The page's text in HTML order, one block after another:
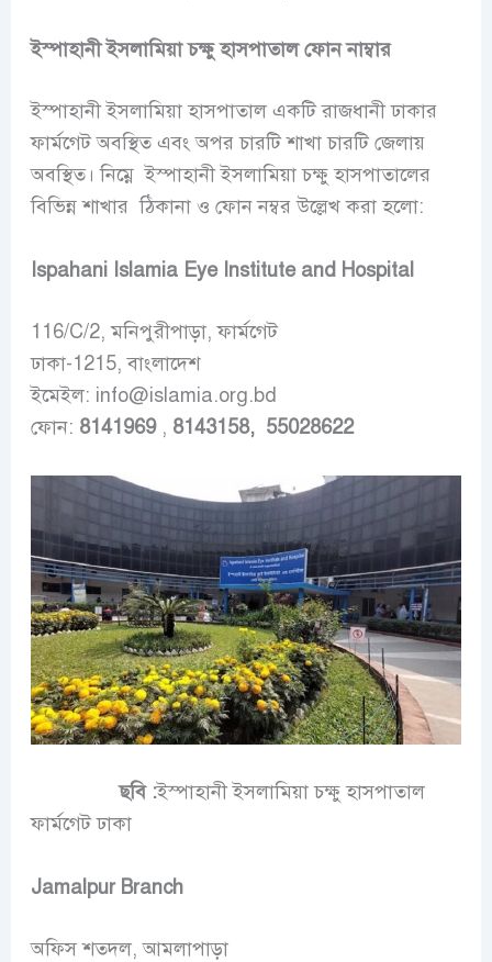
ইস্পাহানী ইসলামিয়া চক্ষু হাসপাতাল ফোন নাম্বার
ইস্পাহানী ইসলামিয়া হাসপাতাল একটি রাজধানী ঢাকার
ফার্মগেট অবস্থিত এবং অপর চারটি শাখা চারটি জেলায়
অবস্থিত। নিম্নে ইস্পাহানী ইসলামিয়া চক্ষু হাসপাতালের
বিভিন্ন শাখার ঠিকানা ও ফোন নম্বর উল্লেখ করা হলো:
Ispahani Islamia Eye Institute and Hospital
116/C/2, মনিপুরীপাড়া, ফার্মগেট
ঢাকা-1215, বাংলাদেশ
ইমেইল: info@islamia.org.bd
ফোন: 8141969, 8143158, 55028622
ছবি :ইস্পাহানী ইসলামিয়া চক্ষু হাসপাতাল
ফার্মগেট ঢাকা
Jamalpur Branch
অফিস শতদল, আমলাপাড়া